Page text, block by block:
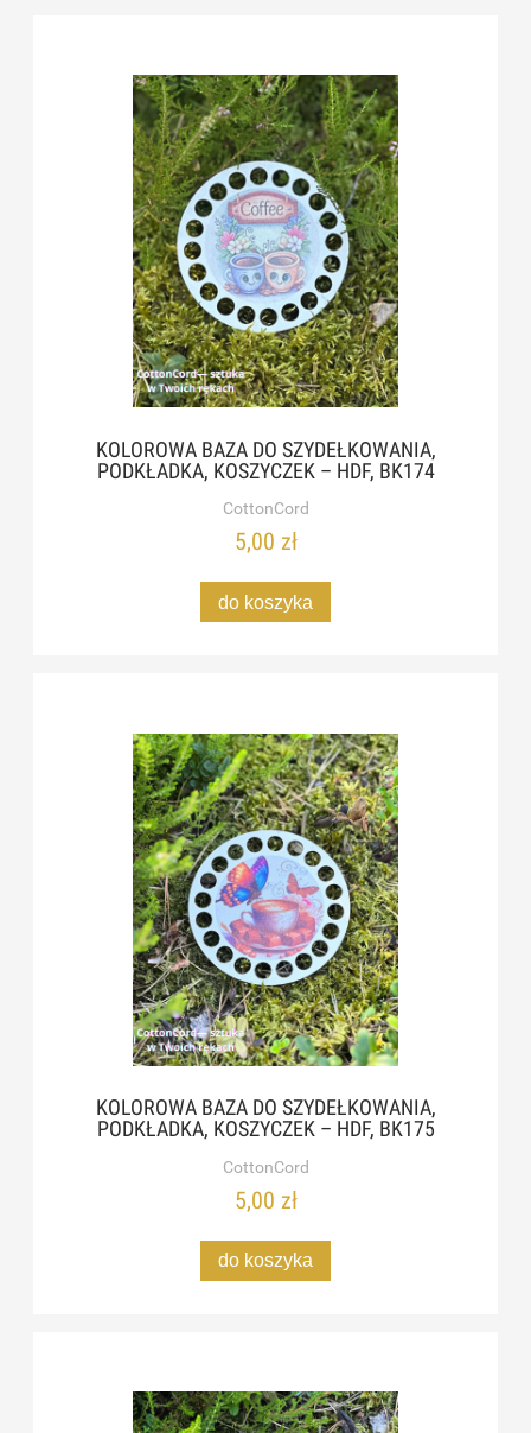
KOLOROWA BAZA DO SZYDEŁKOWANIA,
PODKŁADKA, KOSZYCZEK – HDF, BK174
CottonCord
5,00 zł
do koszyka
KOLOROWA BAZA DO SZYDEŁKOWANIA,
PODKŁADKA, KOSZYCZEK – HDF, BK175
CottonCord
5,00 zł
do koszyka